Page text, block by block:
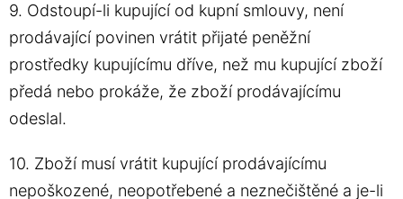
9. Odstoupí-li kupující od kupní smlouvy, není
prodávající povinen vrátit přijaté peněžní
prostředky kupujícímu dříve, než mu kupující zboží
předá nebo prokáže, že zboží prodávajícímu
odeslal.
10. Zboží musí vrátit kupující prodávajícímu
nepoškozené, neopotřebené a neznečištěné a je-li